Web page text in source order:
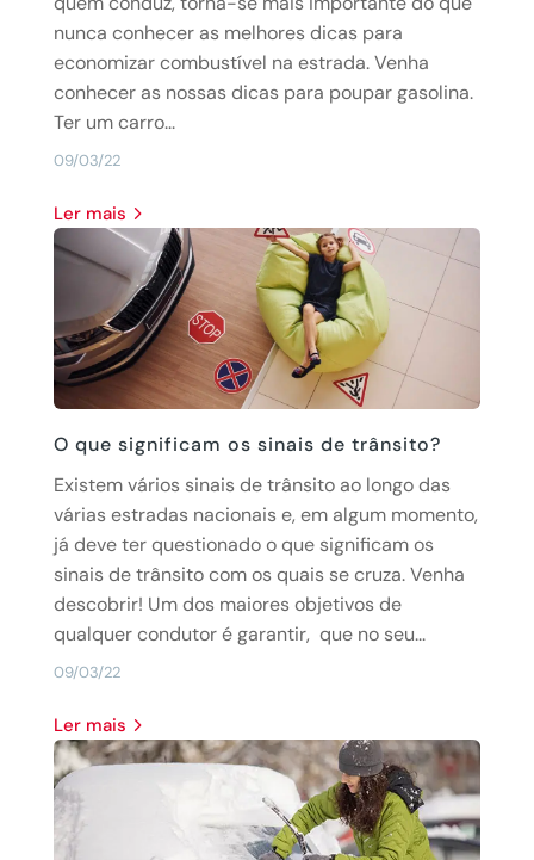
09/03/22
nunca conhecer as melhores dicas para
economizar combustível na estrada. Venha
conhecer as nossas dicas para poupar gasolina.
Ter um carro...
Ler mais
O que significam os sinais de trânsito?
09/03/22
Existem vários sinais de trânsito ao longo das
várias estradas nacionais e, em algum momento,
já deve ter questionado o que significam os
sinais de trânsito com os quais se cruza. Venha
descobrir! Um dos maiores objetivos de
qualquer condutor é garantir, que no seu...
Ler mais